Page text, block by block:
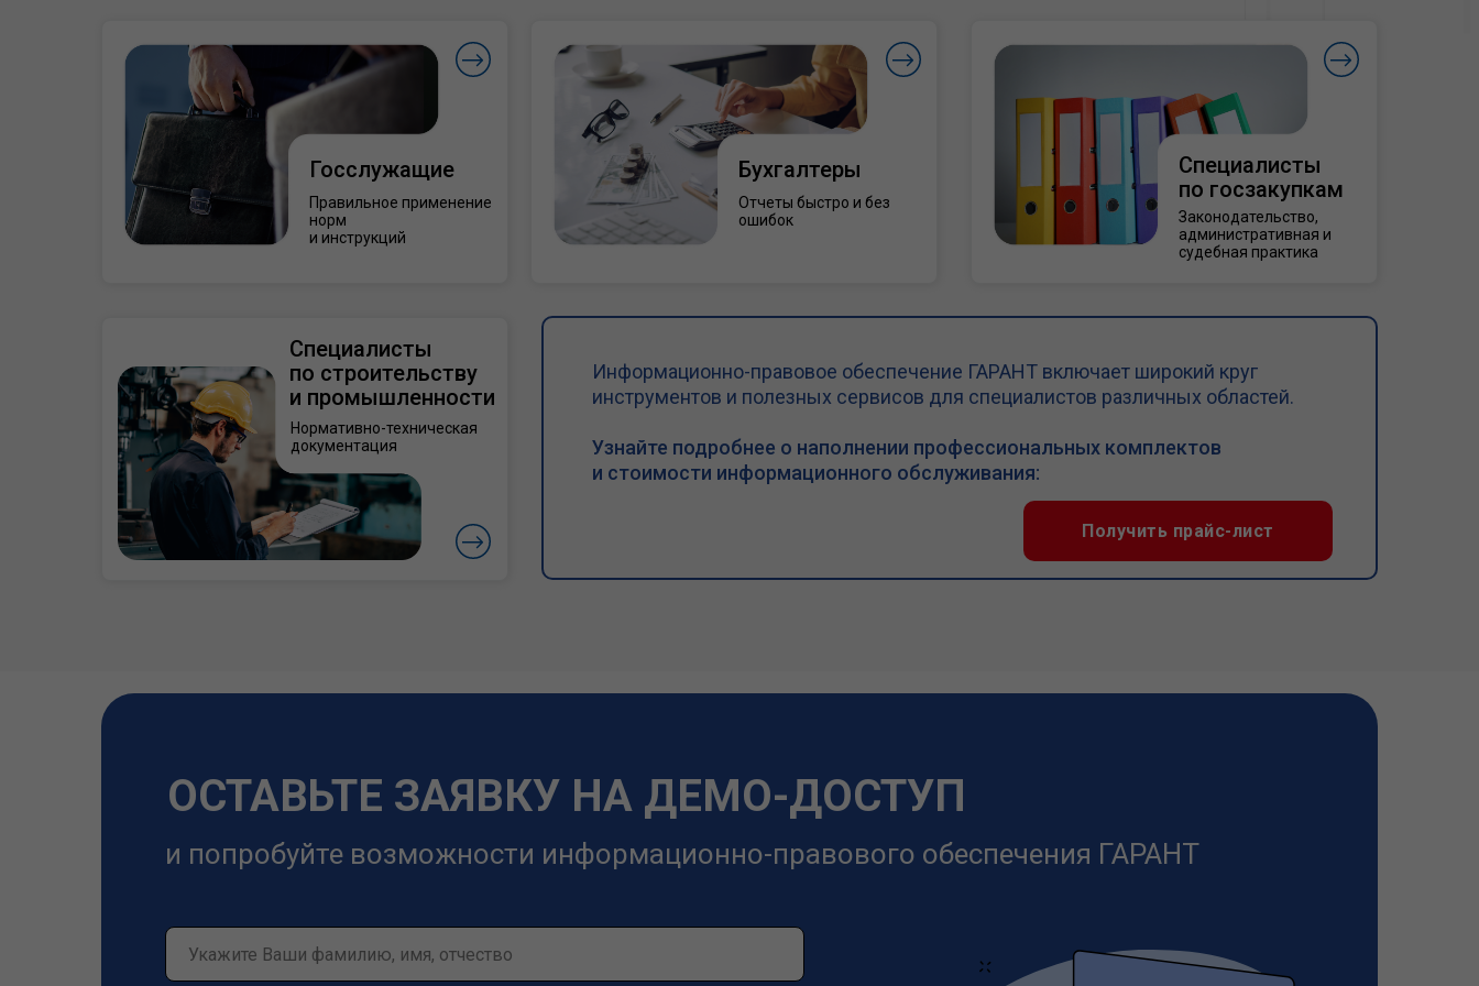
Госслужащие
Правильное применение
норм
и инструкций
Бухгалтеры
Отчеты быстро и без
ошибок
Специалисты
по госзакупкам
Законодательство,
административная и
судебная практика
Получить прайс-лист
Специалисты
по строительству
и промышленности
Нормативно-техническая
документация
Информационно-правовое обеспечение ГАРАНТ включает широкий круг
инструментов и полезных сервисов для специалистов различных областей.
Узнайте подробнее о наполнении профессиональных комплектов
и стоимости информационного обслуживания:
и попробуйте возможности информационно-правового обеспечения ГАРАНТ
ОСТАВЬТЕ ЗАЯВКУ НА ДЕМО-ДОСТУП